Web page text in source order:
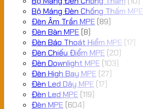
Bộ Máng Đèn Chống Thấm MPE
Đèn Âm Trần MPE (89)
Đèn Bàn MPE (8)
Đèn Báo Thoát Hiểm MPE (17)
Đèn Chiếu Điểm MPE (20)
Đèn Downlight MPE (103)
Đèn High Bay MPE (27)
Đèn Led Dây MPE (17)
Đèn Led MPE (119)
Đèn MPE (604)